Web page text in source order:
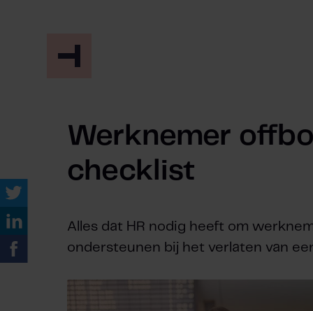
Werknemer
checklist
Alles dat HR nodig heeft om
ondersteunen bij het verlaten van